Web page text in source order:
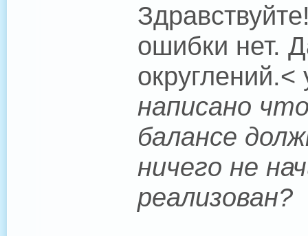
ошибки нет.
написано
балансе
ничего не
реализован?